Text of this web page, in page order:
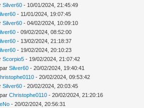
Silver60 - 10/01/2024, 21:45:49
- 11/01/2024, 19:07:45
Silver60 - 04/02/2024, 10:09:10
- 09/02/2024, 08:52:00
- 13/02/2024, 21:18:37
- 19/02/2024, 20:10:23
Scorpio5 - 19/02/2024, 21:07:42
Silver60 - 20/02/2024, 19:40:41
- 20/02/2024, 09:53:42
Silver60 - 20/02/2024, 20:03:45
Christophe0110 - 20/02/2024, 21:20:16
- 20/02/2024, 20:56:31